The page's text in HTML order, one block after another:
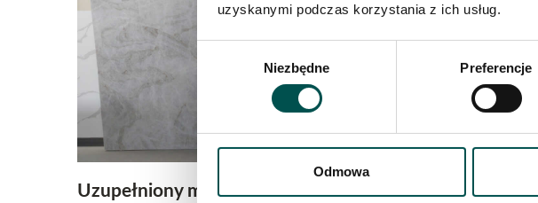
uzyskanymi podczas korzystania z ich usług.
Niezbędne Preferencje
Odmowa
Uzupełniony magazyn Taj Mahal Nowa